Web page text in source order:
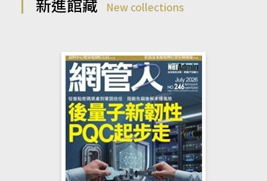
New collections